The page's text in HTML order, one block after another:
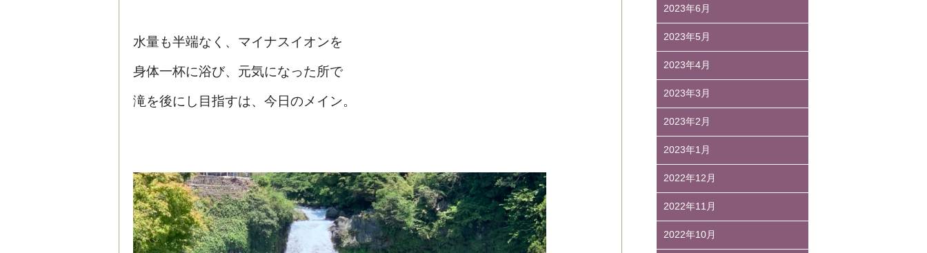
水量も半端なく、マイナスイオンを
身体一杯に浴び、元気になった所で
滝を後にし目指すは、今日のメイン。
2023年6月
2023年5月
2023年4月
2023年3月
2023年2月
2023年1月
2022年12月
2022年11月
2022年10月